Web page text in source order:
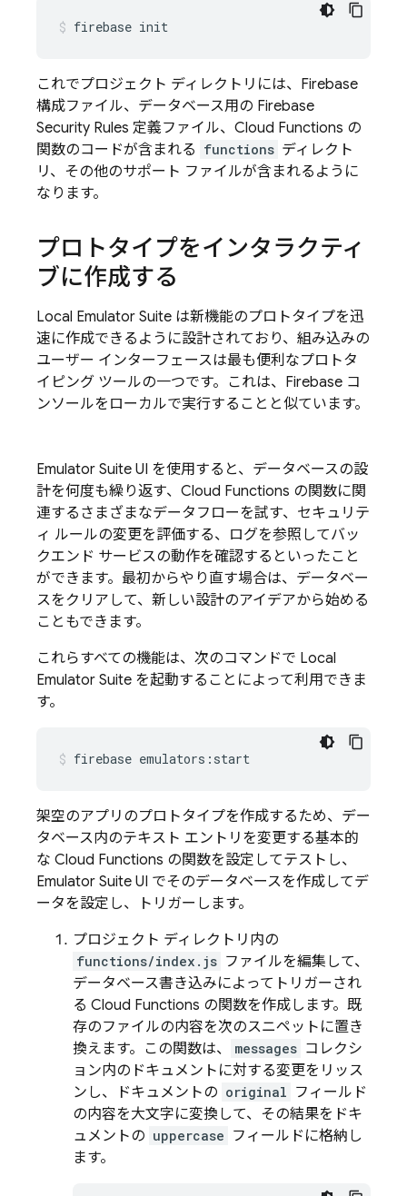
firebase init
これでプロジェクト ディレクトリには、Firebase
構成ファイル、データベース用の Firebase
Security Rules 定義ファイル、Cloud Functions の
関数のコードが含まれる functions ディレクト
リ、その他のサポート ファイルが含まれるように
なります。
プロトタイプをインタラクティ
ブに作成する
Local Emulator Suite は新機能のプロトタイプを迅
速に作成できるように設計されており、組み込みの
ユーザー インターフェースは最も便利なプロトタ
イピング ツールの一つです。これは、 Firebase コ
ンソールをローカルで実行することと似ています。
Emulator Suite UI を使用すると、データベースの設
計を何度も繰り返す、Cloud Functions の関数に関
連するさまざまなデータフローを試す、セキュリテ
ィ ルールの変更を評価する、ログを参照してバッ
クエンド サービスの動作を確認するといったこと
ができます。最初からやり直す場合は、データベー
スをクリアして、新しい設計のアイデアから始める
こともできます。
これらすべての機能は、次のコマンドで Local
Emulator Suite を起動することによって利用できま
す。
firebase emulators:start
架空のアプリのプロトタイプを作成するため、デー
タベース内のテキスト エントリを変更する基本的
な Cloud Functions の関数を設定してテストし、
Emulator Suite UI でそのデータベースを作成してデ
ータを設定し、トリガーします。
プロジェクト ディレクトリ内の
functions/index.js ファイルを編集して、
データベース書き込みによってトリガーされ
る Cloud Functions の関数を作成します。既
存のファイルの内容を次のスニペットに置き
換えます。この関数は、
messages コレクシ
ョン内のドキュメントに対する変更をリッス
ンし、ドキュメントの original フィールド
の内容を大文字に変換して、その結果をドキ
ュメントの uppercase フィールドに格納し
ます。